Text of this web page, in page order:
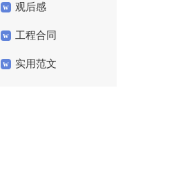
晚安心语语录40句
观后感
工程合同
实用范文